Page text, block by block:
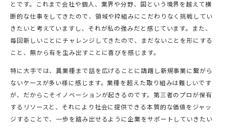
とです。これまで会社や個人、業界や分野、国という境界を越えて横
断的な仕事をしてきたので、領域や枠組みにこだわりなく挑戦してい
きたいと考えていますし、それが私の強みだと感じています。また、
毎回新しいことにチャレンジしてきたので、まだないことを形にする
こと、無から有を生み出すことに喜びを感じます。
特に大手では、異業種まで話を広げることに躊躇し新規事業に繋がら
ないケースが多い様に感じます。業種を超えた取り組みは難しいです
が、だからこそイノベーションが起きるのです。第三者のプロが保有
するリソースと、それにより社会に提供できる本質的な価値をジャッ
ジすることで、一歩を踏み出せるように企業をサポートしていきたい